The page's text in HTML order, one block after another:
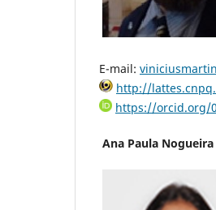
E-mail:
http://
https://orcid.org/
Ana Paula Nogueira